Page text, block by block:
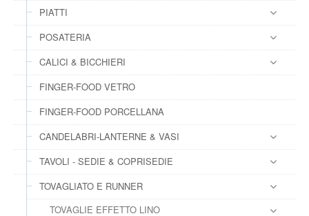
CONTATTI
FAQs
REGISTRATI
PIATTI
POSATERIA
CALICI & BICCHIERI
FINGER-FOOD VETRO
FINGER-FOOD PORCELLANA
CANDELABRI-LANTERNE & VASI
TAVOLI - SEDIE & COPRISEDIE
TOVAGLIATO E RUNNER
TOVAGLIE EFFETTO LINO